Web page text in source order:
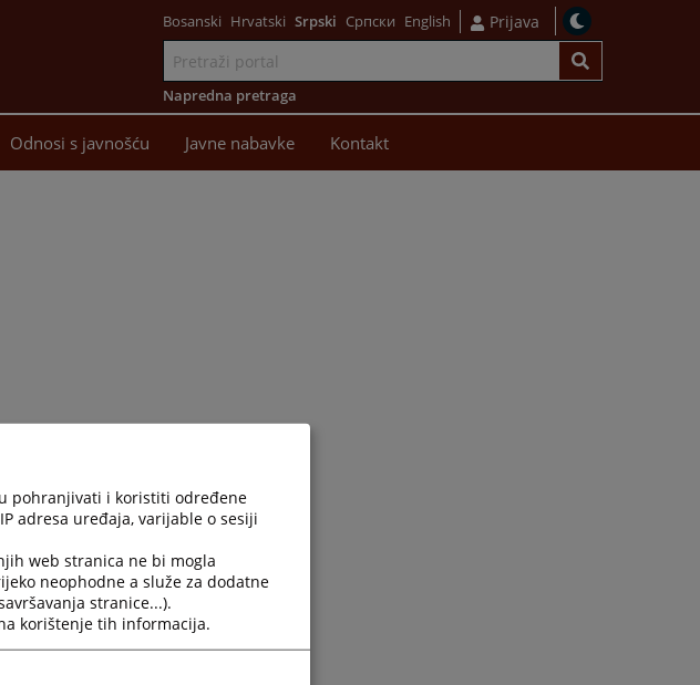
Bosanski Hrvatski Srpski Српски English Prijava
Napredna pretraga
Odnosi s javnošću Javne nabavke Kontakt
pohranjivati i koristiti određene
adresa uređaja, varijable o sesiji
web stranica ne bi mogla
neophodne a služe za dodatne
stranice...).
korištenje tih informacija.